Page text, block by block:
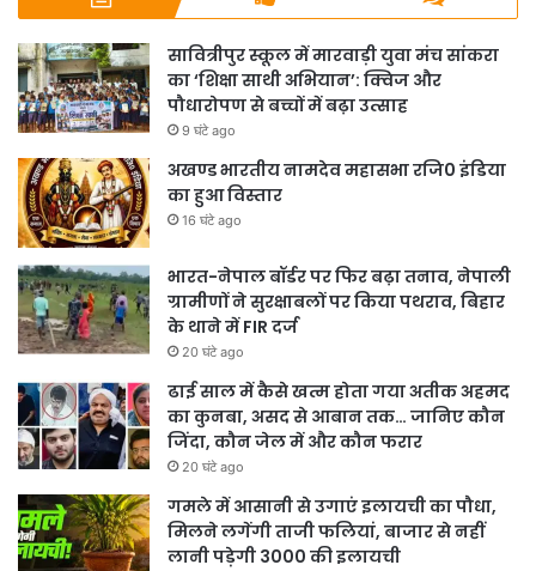
सावित्रीपुर स्कूल में मारवाड़ी युवा मंच सांकरा
का ‘शिक्षा साथी अभियान’: क्विज और
पौधारोपण से बच्चों में बढ़ा उत्साह
9 घंटे ago
अखण्ड भारतीय नामदेव महासभा रजि0 इंडिया
का हुआ विस्तार
16 घंटे ago
भारत-नेपाल बॉर्डर पर फिर बढ़ा तनाव, नेपाली
ग्रामीणों ने सुरक्षाबलों पर किया पथराव, बिहार
के थाने में FIR दर्ज
20 घंटे ago
ढाई साल में कैसे खत्म होता गया अतीक अहमद
का कुनबा, असद से आबान तक… जानिए कौन
जिंदा, कौन जेल में और कौन फरार
20 घंटे ago
गमले में आसानी से उगाएं इलायची का पौधा,
मिलने लगेंगी ताजी फलियां, बाजार से नहीं
लानी पड़ेगी 3000 की इलायची